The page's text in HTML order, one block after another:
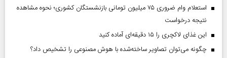
استعلام وام ضروری ۷۵ میلیون تومانی بازنشستگان کشوری؛ نحوه مشاهده
نتیجه درخواست
این غذای لاکچری را ۱۵ دقیقه‌ای آماده کنید
چگونه می‌توان تصاویر ساخته‌شده با هوش مصنوعی را تشخیص داد؟